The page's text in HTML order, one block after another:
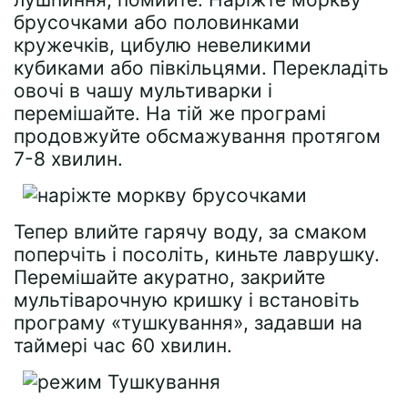
брусочками або половинками
кружечків, цибулю невеликими
кубиками або півкільцями. Перекладіть
овочі в чашу мультиварки і
перемішайте. На тій же програмі
продовжуйте обсмажування протягом
7-8 хвилин.
Тепер влийте гарячу воду, за смаком
поперчіть і посоліть, киньте лаврушку.
Перемішайте акуратно, закрийте
мультіварочную кришку і встановіть
програму «тушкування», задавши на
таймері час 60 хвилин.